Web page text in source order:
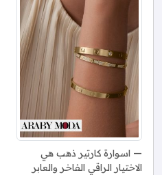
اسوارة كارتير ذهب هي
الاختيار الراقي الفاخر والعابر